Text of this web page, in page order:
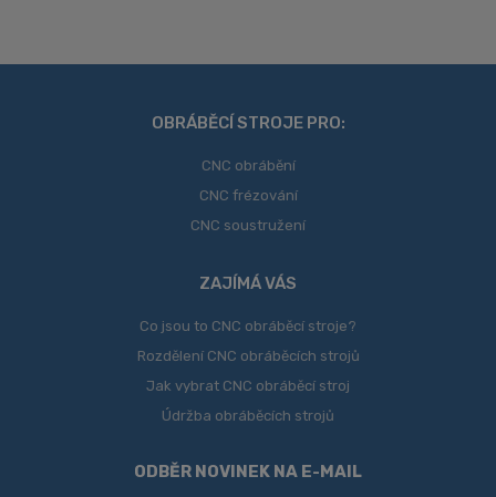
OBRÁBĚCÍ STROJE PRO:
CNC obrábění
CNC frézování
CNC soustružení
ZAJÍMÁ VÁS
Co jsou to CNC obráběcí stroje?
Rozdělení CNC obráběcích strojů
Jak vybrat CNC obráběcí stroj
Údržba obráběcích strojů
ODBĚR NOVINEK NA E-MAIL